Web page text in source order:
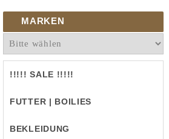
MARKEN
!!!!! SALE !!!!!
FUTTER | BOILIES
BEKLEIDUNG